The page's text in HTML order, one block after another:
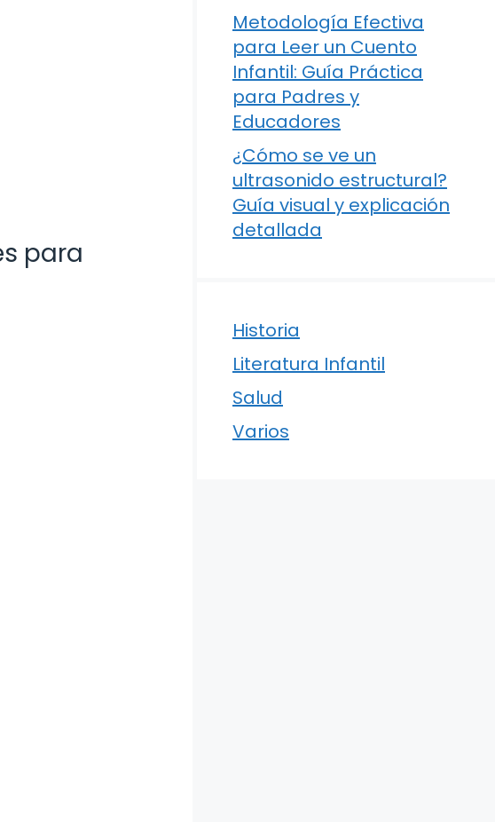
para
Metodología Efectiva
para Leer un Cuento
Infantil: Guía Práctica
para Padres y
Educadores
¿Cómo se ve un
ultrasonido estructural?
Guía visual y explicación
detallada
Historia
Literatura Infantil
Salud
Varios